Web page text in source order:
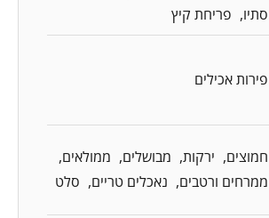
סתיו
פריחת קיץ
פירות אכילים
חמוצים ירקות מבושלים
ממולאים
ממרחים ורטבים
נאכלים טריים סלט